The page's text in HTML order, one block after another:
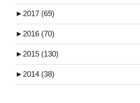
► 2017 (69)
► 2016 (70)
► 2015 (130)
► 2014 (38)